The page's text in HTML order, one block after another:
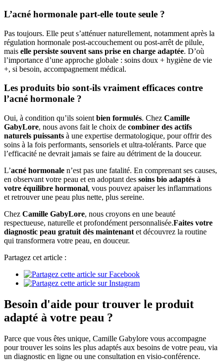
L’acné hormonale part-elle toute seule ?
Pas toujours. Elle peut s’atténuer naturellement, notamment après la
régulation hormonale post-accouchement ou post-arrêt de pilule,
mais elle persiste souvent sans prise en charge adaptée. D’où
l’importance d’une approche globale : soins doux + hygiène de vie
+, si besoin, accompagnement médical.
Les produits bio sont-ils vraiment efficaces contre
l’acné hormonale ?
Oui, à condition qu’ils soient bien formulés. Chez Camille
GabyLore, nous avons fait le choix de combiner des actifs
naturels puissants à une expertise dermatologique, pour offrir des
soins à la fois performants, sensoriels et ultra-tolérants. Parce que
l’efficacité ne devrait jamais se faire au détriment de la douceur.
L’acné hormonale n’est pas une fatalité. En comprenant ses causes,
en observant votre peau et en adoptant des soins bio adaptés à
votre équilibre hormonal, vous pouvez apaiser les inflammations
et retrouver une peau plus nette, plus sereine.
Chez Camille GabyLore, nous croyons en une beauté
respectueuse, naturelle et profondément personnalisée.Faites votre
diagnostic peau gratuit dès maintenant et découvrez la routine
qui transformera votre peau, en douceur.
Partagez cet article :
Besoin d'aide pour trouver le produit
adapté à votre peau ?
Parce que vous êtes unique, Camille Gabylore vous accompagne
pour trouver les soins les plus adaptés aux besoins de votre peau, via
un diagnostic en ligne ou une consultation en visio-conférence.